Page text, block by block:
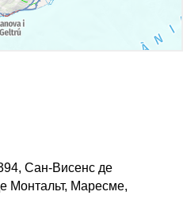
Сан-Висенс де
Монтальт, Маресме,